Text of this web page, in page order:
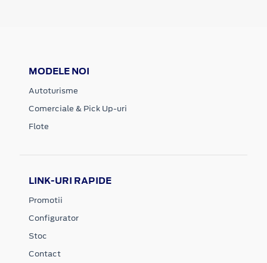
MODELE NOI
Autoturisme
Comerciale & Pick Up-uri
Flote
LINK-URI RAPIDE
Promotii
Configurator
Stoc
Contact